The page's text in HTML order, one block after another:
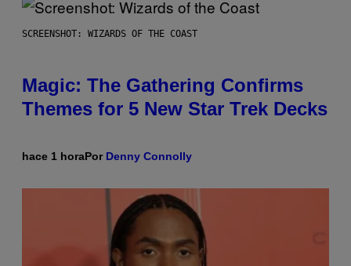
SCREENSHOT: WIZARDS OF THE COAST
Magic: The Gathering Confirms
Themes for 5 New Star Trek Decks
hace 1 horaPor Denny Connolly